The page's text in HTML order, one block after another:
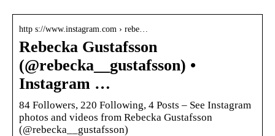
http s://www.instagram.com › rebe…
Rebecka Gustafsson
(@rebecka__gustafsson) •
Instagram …
84 Followers, 220 Following, 4 Posts – See Instagram
photos and videos from Rebecka Gustafsson
(@rebecka__gustafsson)